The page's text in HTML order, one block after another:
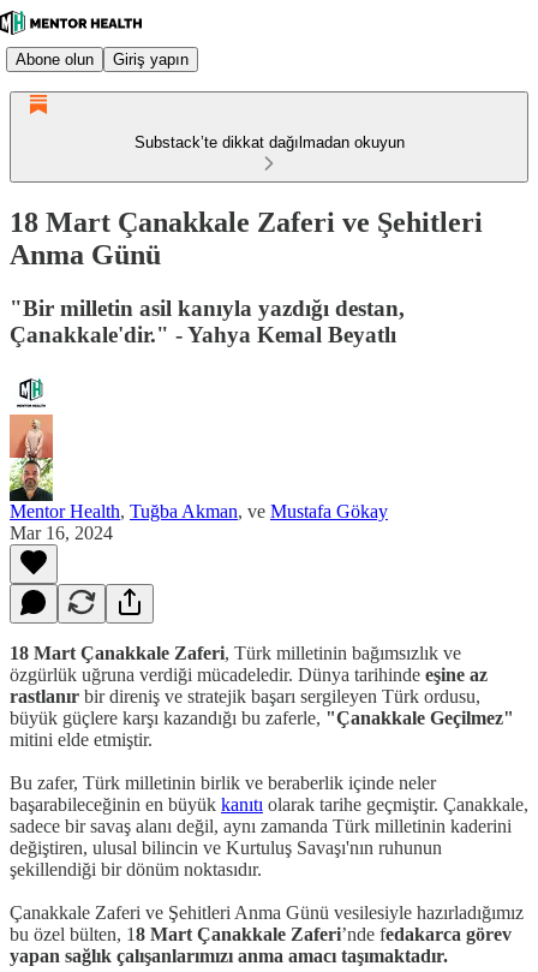
Abone olun Giriş yapın
Substack’te dikkat dağılmadan okuyun
18 Mart Çanakkale Zaferi ve Şehitleri
Anma Günü
"Bir milletin asil kanıyla yazdığı destan,
Çanakkale'dir." - Yahya Kemal Beyatlı
Mentor Health, Tuğba Akman, ve Mustafa Gökay
Mar 16, 2024
18 Mart Çanakkale Zaferi, Türk milletinin bağımsızlık ve
özgürlük uğruna verdiği mücadeledir. Dünya tarihinde eşine az
rastlanır bir direniş ve stratejik başarı sergileyen Türk ordusu,
büyük güçlere karşı kazandığı bu zaferle, "Çanakkale Geçilmez"
mitini elde etmiştir.
Bu zafer, Türk milletinin birlik ve beraberlik içinde neler
başarabileceğinin en büyük kanıtı olarak tarihe geçmiştir. Çanakkale,
sadece bir savaş alanı değil, aynı zamanda Türk milletinin kaderini
değiştiren, ulusal bilincin ve Kurtuluş Savaşı'nın ruhunun
şekillendiği bir dönüm noktasıdır.
Çanakkale Zaferi ve Şehitleri Anma Günü vesilesiyle hazırladığımız
bu özel bülten, 18 Mart Çanakkale Zaferi’nde fedakarca görev
yapan sağlık çalışanlarımızı anma amacı taşımaktadır.